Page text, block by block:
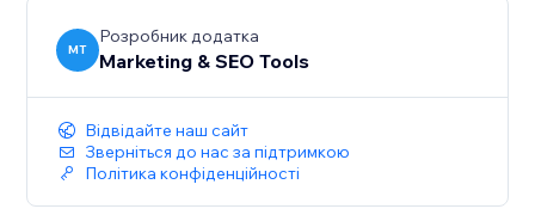
Create your first listing today.
MT
Розробник додатка
Marketing & SEO Tools
Відвідайте наш сайт
Зверніться до нас за підтримкою
Політика конфіденційності